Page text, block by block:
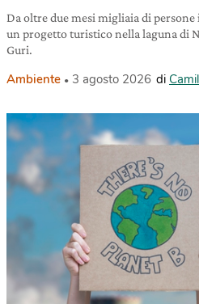
Da oltre due mesi migliaia di
un progetto turistico nella laguna di
Guri.
Ambiente 3 agosto 2026 di